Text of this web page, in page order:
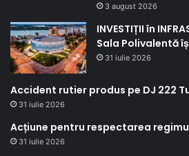
3 august 2026
INVESTIȚII în
Sala Polivalentă
31 iulie 2026
Accident rutier produs pe DJ 222
31 iulie 2026
Acțiune pentru respectarea
31 iulie 2026